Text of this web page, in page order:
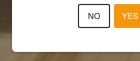
NO YES